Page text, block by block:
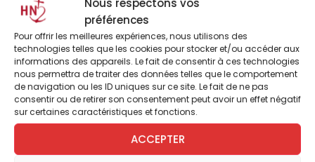
Nous respectons vos
préférences
Pour offrir les meilleures expériences, nous utilisons des
technologies telles que les cookies pour stocker et/ou accéder aux
informations des appareils. Le fait de consentir à ces technologies
nous permettra de traiter des données telles que le comportement
de navigation ou les ID uniques sur ce site. Le fait de ne pas
consentir ou de retirer son consentement peut avoir un effet négatif
sur certaines caractéristiques et fonctions.
ACCEPTER
son œuvre, où se mêlent tous les styles, est un rare exemple, à
qui veut bien la lire, d’une ironie faussement détachée qui fait
place progressivement à une compassion profonde de la misère
humaine. Qui était donc cet homme, mort à seulement 30 ans
après une triste vie, faite de maladie, de solitude et d’échec, sans
avoir pu donner le meilleur de lui-même et que notre monde a
quasiment oublié ? Répondre à cette question est difficile car on
sait peu de choses sur Tristan Corbière. Les informations que